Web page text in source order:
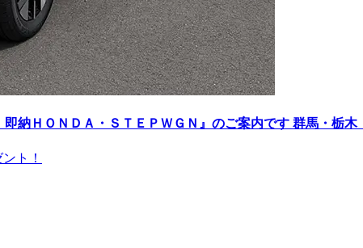
納ＨＯＮＤＡ・ＳＴＥＰＷＧＮ』のご案内です 群馬・栃木